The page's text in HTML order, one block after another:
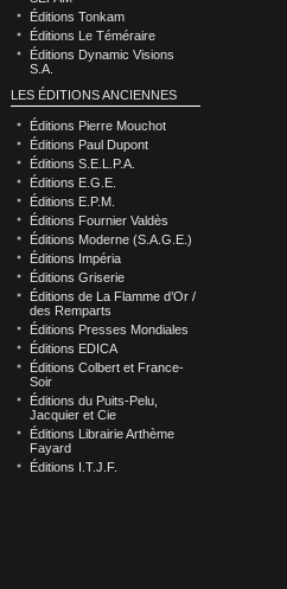
Éditions Tonkam
Éditions Le Téméraire
Éditions Dynamic Visions
S.A.
LES ÉDITIONS ANCIENNES
Éditions Pierre Mouchot
Éditions Paul Dupont
Éditions S.E.L.P.A.
Éditions E.G.E.
Éditions E.P.M.
Éditions Fournier Valdès
Éditions Moderne (S.A.G.E.)
Éditions Impéria
Éditions Griserie
Éditions de La Flamme d’Or /
des Remparts
Éditions Presses Mondiales
Éditions EDICA
Éditions Colbert et France-
Soir
Éditions du Puits-Pelu,
Jacquier et Cie
Éditions Librairie Arthème
Fayard
Éditions I.T.J.F.